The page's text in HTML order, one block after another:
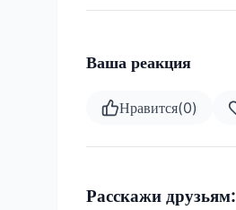
Ваша реакция
Нравится(0)
Расскажи друзьям: